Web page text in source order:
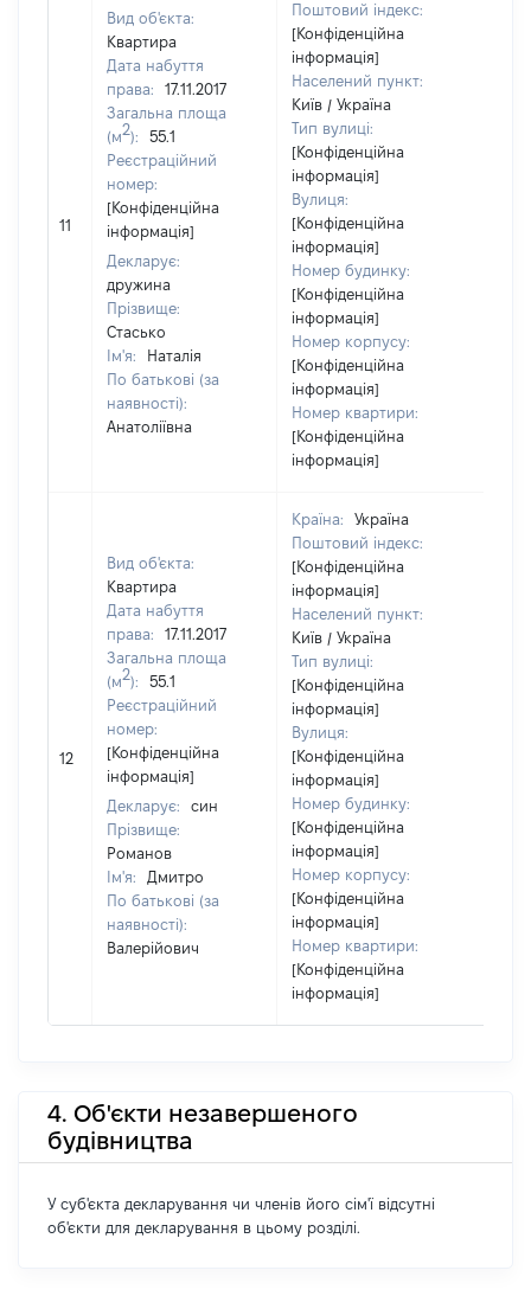
11
Вид об'єкта:
Квартира
Дата набуття
права:
17.11.2017
Загальна площа
(м2):
55.1
Реєстраційний
номер:
[Конфіденційна
інформація]
Декларує:
дружина
Прізвище:
Стасько
Ім'я:
Наталія
По батькові (за
наявності):
Анатоліївна
Поштовий індекс:
[Конфіденційна
інформація]
Населений пункт:
Київ / Україна
Тип вулиці:
[Конфіденційна
інформація]
Вулиця:
[Конфіденційна
інформація]
Номер будинку:
[Конфіденційна
інформація]
Номер корпусу:
[Конфіденційна
інформація]
Номер квартири:
[Конфіденційна
інформація]
12
Вид об'єкта:
Квартира
Дата набуття
права:
17.11.2017
Загальна площа
(м2):
55.1
Реєстраційний
номер:
[Конфіденційна
інформація]
Декларує:
син
Прізвище:
Романов
Ім'я:
Дмитро
По батькові (за
наявності):
Валерійович
Країна:
Україна
Поштовий індекс:
[Конфіденційна
інформація]
Населений пункт:
Київ / Україна
Тип вулиці:
[Конфіденційна
інформація]
Вулиця:
[Конфіденційна
інформація]
Номер будинку:
[Конфіденційна
інформація]
Номер корпусу:
[Конфіденційна
інформація]
Номер квартири:
[Конфіденційна
інформація]
4. Об'єкти незавершеного
будівництва
У суб'єкта декларування чи членів його сім'ї відсутні
об'єкти для декларування в цьому розділі.